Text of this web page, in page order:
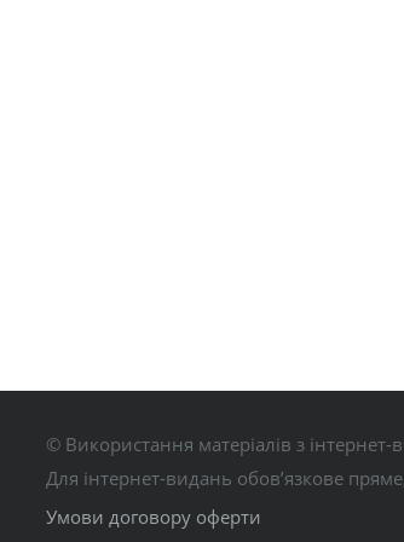
© Використання матеріалів з
Для інтернет-видань обов’язкове
Умови договору оферти